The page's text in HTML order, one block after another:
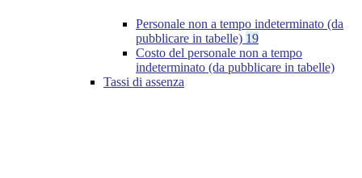
Personale non a tempo indeterminato (da
pubblicare in tabelle) 19
Costo del personale non a tempo
indeterminato (da pubblicare in tabelle)
Tassi di assenza